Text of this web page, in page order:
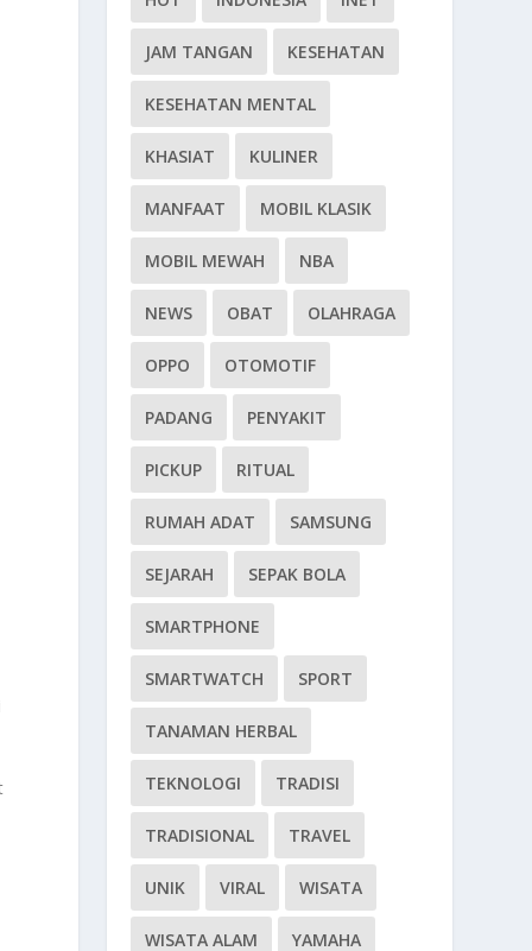
JAM TANGAN KESEHATAN
KESEHATAN MENTAL
KHASIAT KULINER
MANFAAT MOBIL KLASIK
MOBIL MEWAH NBA
NEWS OBAT OLAHRAGA
OPPO OTOMOTIF
PADANG PENYAKIT
PICKUP RITUAL
RUMAH ADAT SAMSUNG
SEJARAH SEPAK BOLA
SMARTPHONE
SMARTWATCH SPORT
TANAMAN HERBAL
TEKNOLOGI TRADISI
TRADISIONAL TRAVEL
UNIK VIRAL WISATA
WISATA ALAM YAMAHA